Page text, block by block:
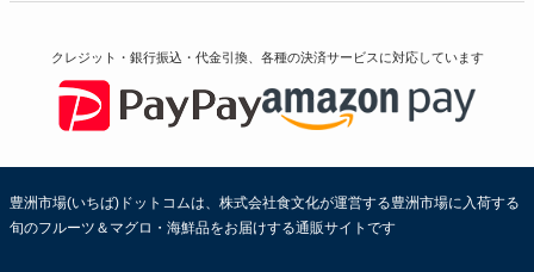
クレジット・銀行振込・代金引換、各種の決済サービスに対応しています
豊洲市場(いちば)ドットコムは、株式会社食文化が運営する豊洲市場に入荷する
旬のフルーツ＆マグロ・海鮮品をお届けする通販サイトです